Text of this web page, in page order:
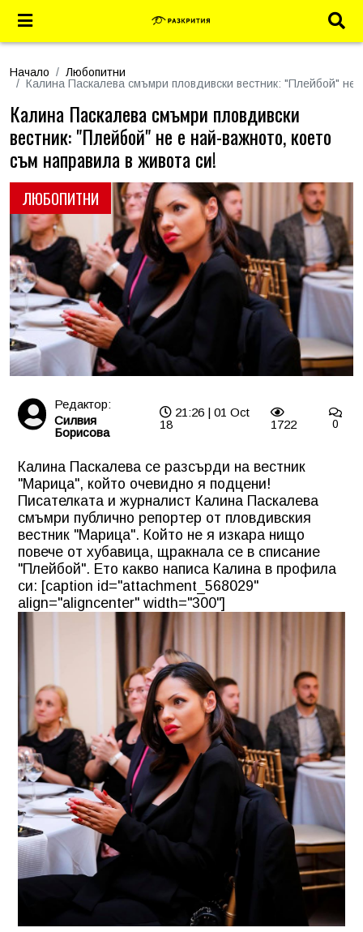
Начало
Любопитни
Калина Паскалева смъмри пловдивски вестник: "Плейбой"
ЛЮБОПИТНИ
Калина Паскалева смъмри пловдивски
вестник: "Плейбой" не е най-важното, което
съм направила в живота си!
Редактор:
Силвия
Борисова
21:26 | 01 Oct
18
1722 0
Калина Паскалева се разсърди на вестник
"Марица", който очевидно я подцени!
Писателката и журналист Калина Паскалева
смъмри публично репортер от пловдивския
вестник "Марица". Който не я изкара нищо
повече от хубавица, щракнала се в списание
"Плейбой". Ето какво написа Калина в профила
си: [caption id="attachment_568029"
align="aligncenter" width="300"]